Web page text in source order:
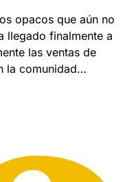
opacos que aún no
llegado finalmente a
las ventas de
la comunidad…